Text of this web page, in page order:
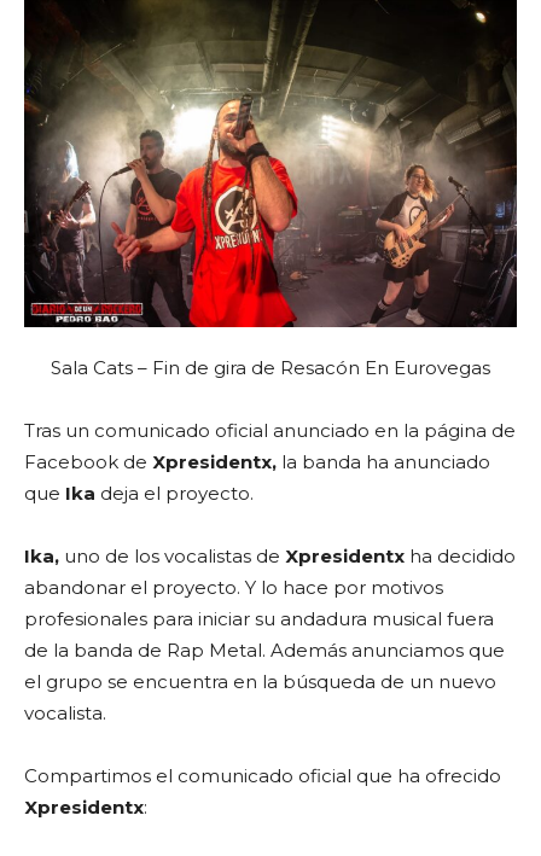
Sala Cats – Fin de gira de Resacón En Eurovegas
Tras un comunicado oficial anunciado en la página de
Facebook de Xpresidentx, la banda ha anunciado
que Ika deja el proyecto.
Ika, uno de los vocalistas de Xpresidentx ha decidido
abandonar el proyecto. Y lo hace por motivos
profesionales para iniciar su andadura musical fuera
de la banda de Rap Metal. Además anunciamos que
el grupo se encuentra en la búsqueda de un nuevo
vocalista.
Compartimos el comunicado oficial que ha ofrecido
Xpresidentx: